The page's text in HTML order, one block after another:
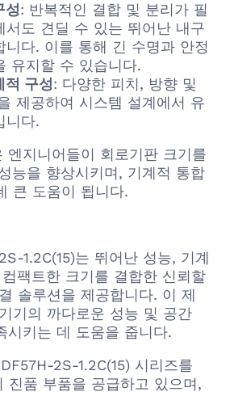
성: 반복적인 결합 및 분리가 필
서도 견딜 수 있는 뛰어난 내구
니다. 이를 통해 긴 수명과 안정
유지할 수 있습니다.
적 구성: 다양한 피치, 방향 및
제공하여 시스템 설계에서 유
니다.
엔지니어들이 회로기판 크기를
능을 향상시키며, 기계적 통합
큰 도움이 됩니다.
1.2C(15)는 뛰어난 성능, 기계
팩트한 크기를 결합한 신뢰할
솔루션을 제공합니다. 이 제
기의 까다로운 성능 및 공간
시키는 데 도움을 줍니다.
2S-1.2C(15) 시리즈를
진품 부품을 공급하고 있으며,